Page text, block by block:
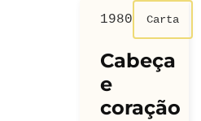
1980 Carta
Cabeça
e
coração